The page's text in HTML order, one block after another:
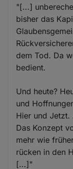
"[...]
bisher das
dem Tod. Da
bedient.
Und heute?
und
Hier und Jetzt.
Das Konzept
mehr wie
rücken in den
[...]"